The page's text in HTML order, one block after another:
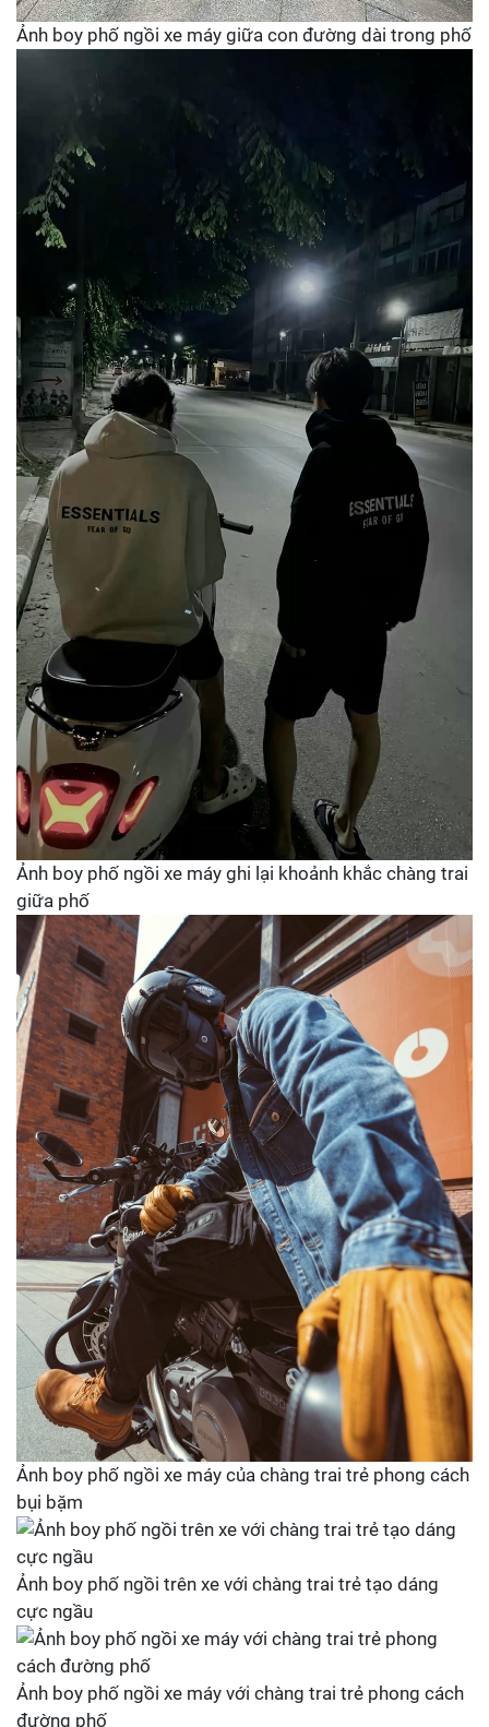
Ảnh boy phố ngồi xe máy giữa con đường dài trong phố
Ảnh boy phố ngồi xe máy ghi lại khoảnh khắc chàng trai
giữa phố
Ảnh boy phố ngồi xe máy của chàng trai trẻ phong cách
bụi bặm
Ảnh boy phố ngồi trên xe với chàng trai trẻ tạo dáng
cực ngầu
Ảnh boy phố ngồi xe máy với chàng trai trẻ phong cách
đường phố